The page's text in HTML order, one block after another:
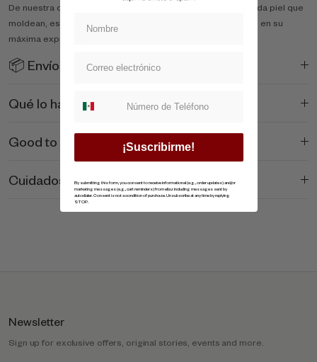
De nuestra colección de Contour, llegan los Tops de segunda piel que
moldean, estilizan y realzan tu figura. Contour, el fit perfecto en su
máxima expresión.
📦 Envíos y Devoluciones
Qué lo hace único
Good to Know
Cuidados de la prenda
Newsletter
Sign up for exclusive offers, original stories, events and more.
¡Suscribirme!
By submitting this form, you consent to receive informational (e.g., order updates) and/or
marketing messages (e.g., cart reminders) from ellaz including messages sent by
autodialer. Consent is not a condition of purchase. Unsubscribe at any time by replying
STOP.